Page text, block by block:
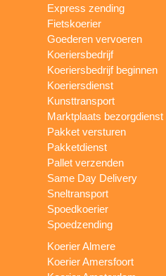
Express zending
Fietskoerier
Goederen vervoeren
Koeriersbedrijf
Koeriersbedrijf beginnen
Koeriersdienst
Kunsttransport
Marktplaats bezorgdienst
Pakket versturen
Pakketdienst
Pallet verzenden
Same Day Delivery
Sneltransport
Spoedkoerier
Spoedzending
Koerier Almere
Koerier Amersfoort